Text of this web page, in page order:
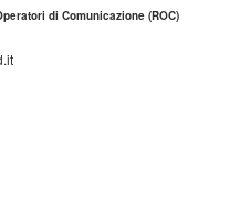
di Comunicazione (ROC)